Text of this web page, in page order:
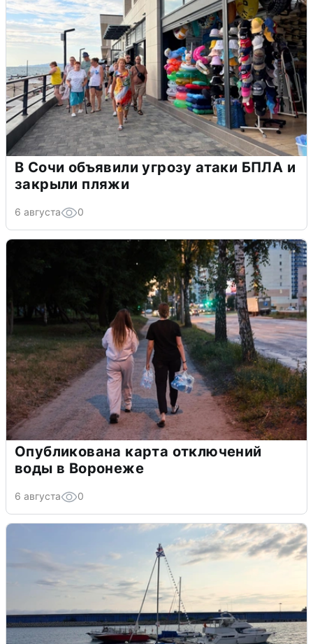
В Сочи объявили угрозу атаки БПЛА и
закрыли пляжи
6 августа 0
Опубликована карта отключений
воды в Воронеже
6 августа 0